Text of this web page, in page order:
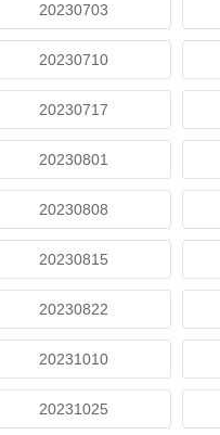
20230703
20230710
20230717
20230801
20230808
20230815
20230822
20231010
20231025